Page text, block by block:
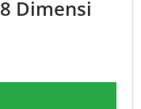
Dimensi